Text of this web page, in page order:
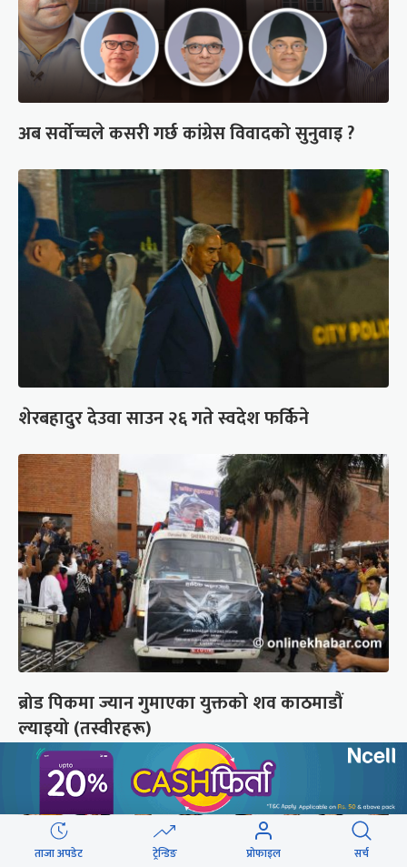
अब सर्वोच्चले कसरी गर्छ कांग्रेस विवादको सुनुवाइ ?
शेरबहादुर देउवा साउन २६ गते स्वदेश फर्किने
ब्रोड पिकमा ज्यान गुमाएका युक्तको शव काठमाडौं
ल्याइयो (तस्वीरहरू)
ताजा अपडेट ट्रेन्डिङ प्रोफाइल सर्च